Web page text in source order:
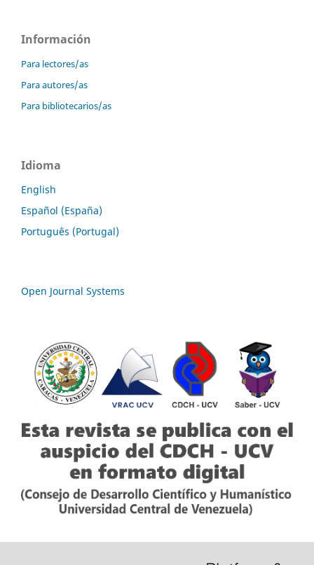
Información
Para lectores/as
Para autores/as
Para bibliotecarios/as
Idioma
English
Español (España)
Português (Portugal)
Open Journal Systems